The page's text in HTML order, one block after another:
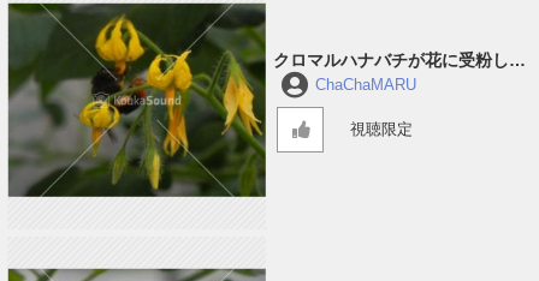
クロマルハナバチが花に受粉して
回っている音 #2
ChaChaMARU
視聴限定